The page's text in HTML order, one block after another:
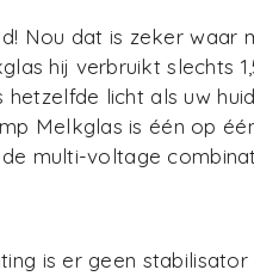
Nou dat is zeker waar
hij verbruikt slechts
hetzelfde licht als uw
Melkglas is één op
multi-voltage
is er geen